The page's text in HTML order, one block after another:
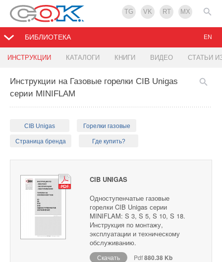
TG VK RT MX
БИБЛИОТЕКА
ИНСТРУКЦИИ КАТАЛОГИ КНИГИ ВИДЕО СТАТЬИ
EN
Инструкции на Газовые горелки CIB Unigas
серии MINIFLAM
CIB Unigas Горелки газовые
Страница бренда Где купить?
CIB UNIGAS
Одноступенчатые газовые
горелки CIB Unigas серии
MINIFLAM: S 3, S 5, S 10, S 18.
Инструкция по монтажу,
эксплуатации и техническому
обслуживанию.
Скачать Pdf880.38 Kb